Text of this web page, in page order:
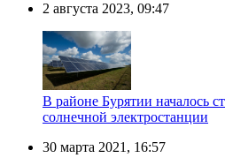
2 августа 2023, 09:47
В районе Бурятии началось
солнечной электростанции
30 марта 2021, 16:57